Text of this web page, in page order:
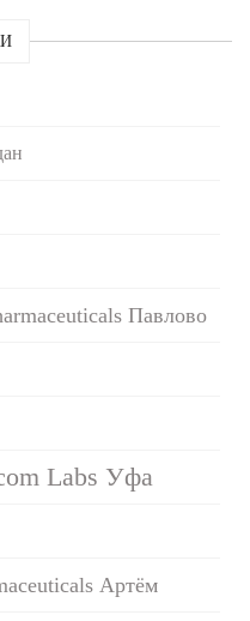
Павлово
Labs Уфа
Артём